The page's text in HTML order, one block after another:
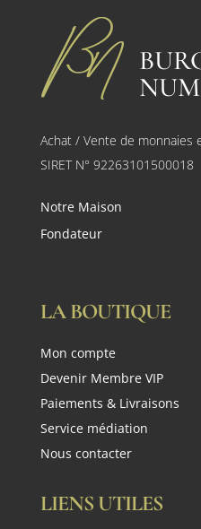
Achat / Vente de monnaies
SIRET N° 92263101500018
Notre Maison
Fondateur
LA BOUTIQUE
Mon compte
Devenir Membre VIP
Paiements & Livraisons
Service médiation
Nous contacter
LIENS UTILES